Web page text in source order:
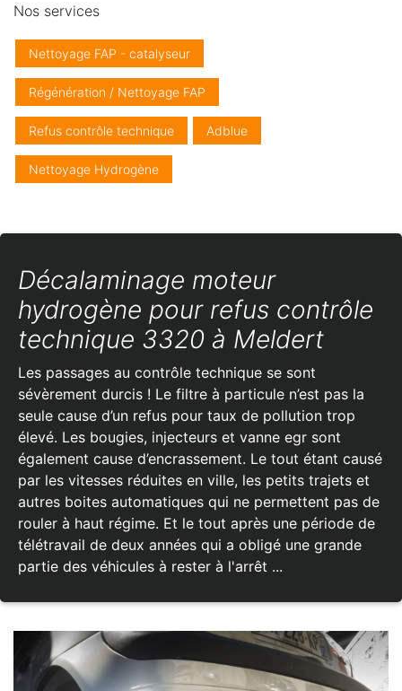
Nos services
Nettoyage FAP - catalyseur
Régénération / Nettoyage FAP
Refus contrôle technique Adblue
Nettoyage Hydrogène
Décalaminage moteur
hydrogène pour refus contrôle
technique 3320 à Meldert
Les passages au contrôle technique se sont
sévèrement durcis ! Le filtre à particule n’est pas la
seule cause d’un refus pour taux de pollution trop
élevé. Les bougies, injecteurs et vanne egr sont
également cause d’encrassement. Le tout étant causé
par les vitesses réduites en ville, les petits trajets et
autres boites automatiques qui ne permettent pas de
rouler à haut régime. Et le tout après une période de
télétravail de deux années qui a obligé une grande
partie des véhicules à rester à l'arrêt ...